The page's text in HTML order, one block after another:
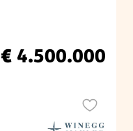
€ 4.500.000